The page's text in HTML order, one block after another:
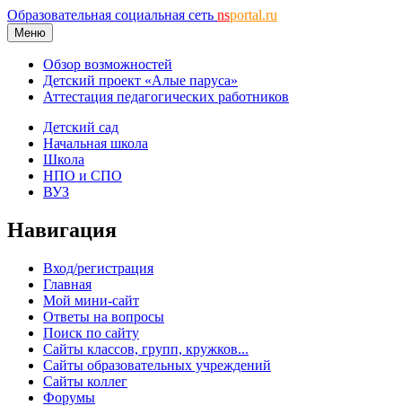
Образовательная социальная сеть nsportal.ru
Меню
Обзор возможностей
Детский проект «Алые паруса»
Аттестация педагогических работников
Детский сад
Начальная школа
Школа
НПО и СПО
ВУЗ
Навигация
Вход/регистрация
Главная
Мой мини-сайт
Ответы на вопросы
Поиск по сайту
Сайты классов, групп, кружков...
Сайты образовательных учреждений
Сайты коллег
Форумы